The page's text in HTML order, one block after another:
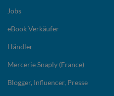
Jobs
eBook Verkäufer
Händler
Mercerie Snaply (France)
Blogger, Influencer, Presse